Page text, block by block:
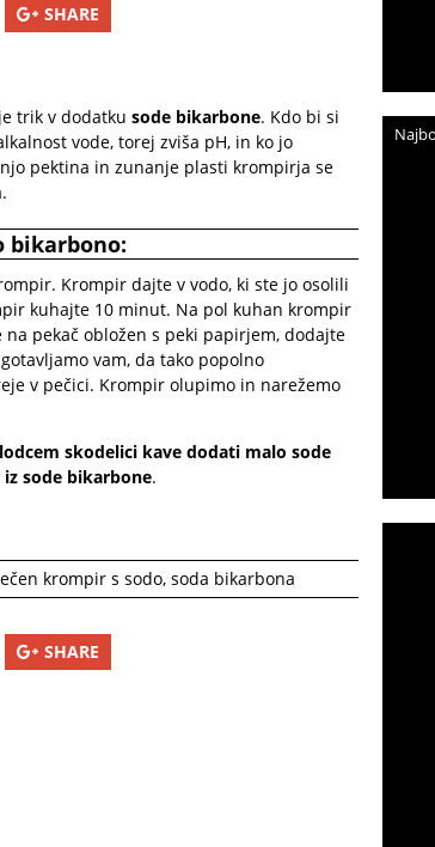
SHARE
trik v dodatku sode bikarbone. Kdo bi si
vode, torej zviša pH, in ko jo
pektina in zunanje plasti krompirja se
bikarbono:
Krompir dajte v vodo, ki ste jo osolili
kuhajte 10 minut. Na pol kuhan krompir
pekač obložen s peki papirjem, dodajte
vam, da tako popolno
v pečici. Krompir olupimo in narežemo
skodelici kave dodati malo sode
sode bikarbone.
krompir s sodo, soda bikarbona
SHARE